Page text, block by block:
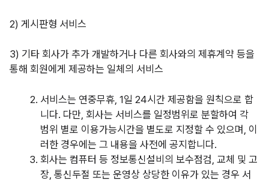
2) 게시판형 서비스
3) 기타 회사가 추가 개발하거나 다른 회사와의 제휴계약 등을
통해 회원에게 제공하는 일체의 서비스
서비스는 연중무휴, 1일 24시간 제공함을 원칙으로 합
니다. 다만, 회사는 서비스를 일정범위로 분할하여 각
범위 별로 이용가능시간을 별도로 지정할 수 있으며, 이
러한 경우에는 그 내용을 사전에 공지합니다.
회사는 컴퓨터 등 정보통신설비의 보수점검, 교체 및 고
장, 통신두절 또는 운영상 상당한 이유가 있는 경우 서